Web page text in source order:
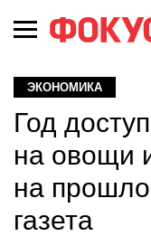
ЭКОНОМИКА
Год
на овощи
на
газета